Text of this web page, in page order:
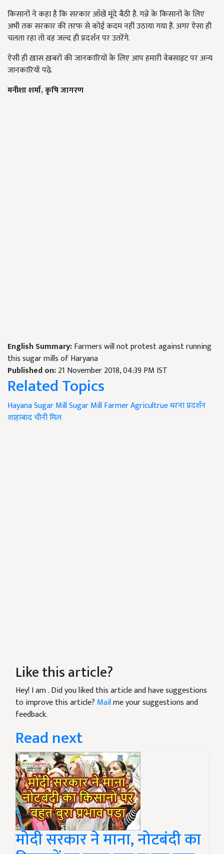
किसानों ने कहा है कि सरकार आँखें मूंदे बैठी है. गन्ने के किसानों के लिए
अभी तक सरकार की तरफ से कोई कदम नहीं उठाया गया है. अगर ऐसा ही
चलता रहा तो वह जल्द ही प्रदर्शन पर उतरेंगे.
ऐसी ही ख़ास ख़बरों की जानकारियों के लिए आप हमारी वेबसाइट पर अन्य
जानकारियाँ पढ़े.
मनीशाशर्मा,कृषिजागरण
English Summary:Farmers will not protest against running
this sugar mills of Haryana
Published on:21 November 2018, 04:39 PM IST
Related Topics
Hayana Sugar MillSugar MillFarmerAgricultrueधरना प्रदर्शन
शाहाबाद चीनी मिल
Like this article?
Hey! I am. Did you liked this article and have suggestions
to improve this article? Mailme your suggestions and
feedback.
Read next
मोदी सरकार ने माना, नोटबंदी का